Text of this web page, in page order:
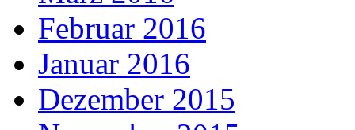
Februar 2016
Januar 2016
Dezember 2015